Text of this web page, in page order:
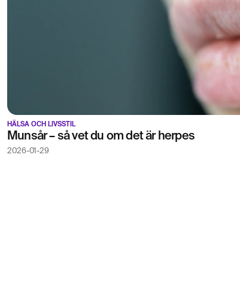
HÄLSA OCH LIVSSTIL
Munsår – så vet du om det är herpes
2026-01-29